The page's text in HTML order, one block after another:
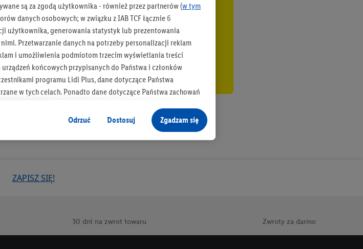
Bądź na bieżąco
Otrzymuj newsletter Lidla
Zapisz się!
ZAPISZ SIĘ!
30 dni na zwrot towaru Zwroty za darmo
są za zgodą użytkownika - również przez partnerów (w tym
danych osobowych; w związku z IAB TCF łącznie 6
użytkownika, generowania statystyk lub prezentowania
Przetwarzanie danych na potrzeby personalizacji reklam
i umożliwienia podmiotom trzecim wyświetlania treści
końcowych przypisanych do Państwa i członków
programu Lidl Plus, dane dotyczące Państwa
w tych celach. Ponadto dane dotyczące Państwa zachowań
niezależny administrator danych
profili, które są również wzbogacane o dane z innych
lub uzyskiwanie dostępu do informacji na urządzeniach
Odrzuć Dostosuj Zgadzam się